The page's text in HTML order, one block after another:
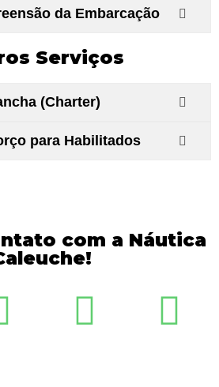
da Embarcação
Serviços
(Charter)
para Habilitados
com a Náutica